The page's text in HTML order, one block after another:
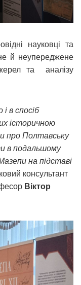
науковці та
й неупереджене
та аналізу
в спосіб
історичною
про Полтавську
в подальшому
на підставі
консультант
Віктор